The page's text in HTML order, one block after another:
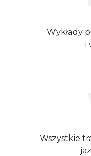
Wykłady
i
Wszystkie